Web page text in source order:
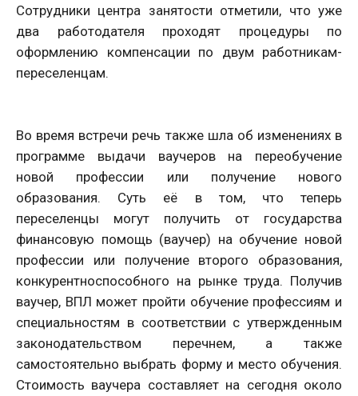
Сотрудники центра занятости отметили, что уже
два работодателя проходят процедуры по
оформлению компенсации по двум работникам-
переселенцам.
Во время встречи речь также шла об изменениях в
программе выдачи ваучеров на переобучение
новой профессии или получение нового
образования. Суть её в том, что теперь
переселенцы могут получить от государства
финансовую помощь (ваучер) на обучение новой
профессии или получение второго образования,
конкурентноспособного на рынке труда. Получив
ваучер, ВПЛ может пройти обучение профессиям и
специальностям в соответствии с утвержденным
законодательством перечнем, а также
самостоятельно выбрать форму и место обучения.
Стоимость ваучера составляет на сегодня около